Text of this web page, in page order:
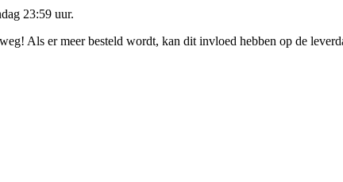
23:59 uur.
Als er meer besteld wordt, kan dit invloed hebben op de